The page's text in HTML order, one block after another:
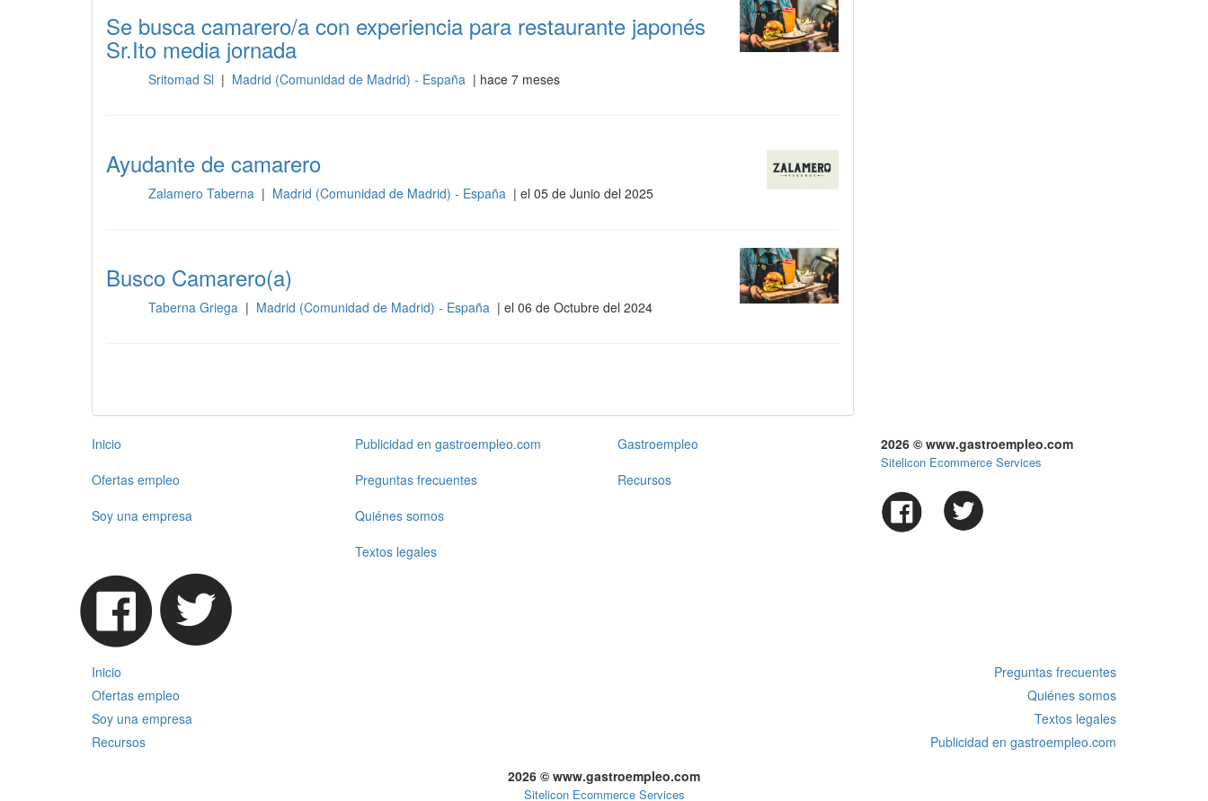
Se busca camarero/a con experiencia para restaurante japonés
Sr.Ito media jornada
Sritomad Sl | Madrid (Comunidad de Madrid) - España | hace 7 meses
Ayudante de camarero
Zalamero Taberna | Madrid (Comunidad de Madrid) - España | el 05 de Junio del 2025
Busco Camarero(a)
Taberna Griega | Madrid (Comunidad de Madrid) - España | el 06 de Octubre del 2024
Inicio
Ofertas empleo
Soy una empresa
Publicidad en gastroempleo.com
Preguntas frecuentes
Quiénes somos
Textos legales
Gastroempleo
Recursos
2026 © www.gastroempleo.com
Sitelicon Ecommerce Services
Inicio
Preguntas frecuentes
Ofertas empleo
Quiénes somos
Soy una empresa
Textos legales
Recursos
Publicidad en gastroempleo.com
2026 © www.gastroempleo.com
Sitelicon Ecommerce Services